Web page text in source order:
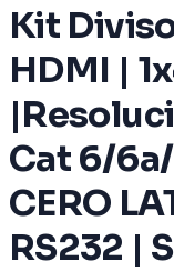
Kit
HDMI |
Cat 6/6a/
CERO
RS232 |